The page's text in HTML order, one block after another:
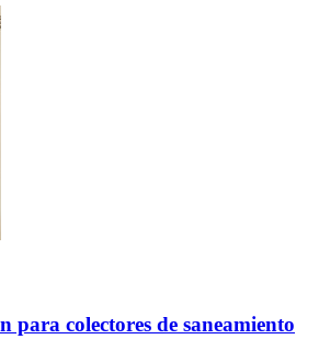
para colectores de saneamiento